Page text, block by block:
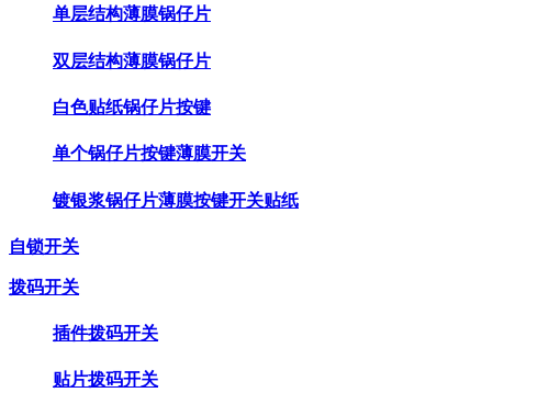
单层结构薄膜锅仔片
双层结构薄膜锅仔片
白色贴纸锅仔片按键
单个锅仔片按键薄膜开关
镀银浆锅仔片薄膜按键开关贴纸
自锁开关
拨码开关
插件拨码开关
贴片拨码开关